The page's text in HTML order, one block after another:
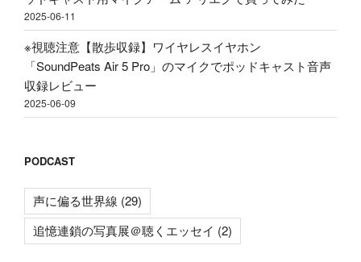
2025-06-11
※視聴注意【散歩収録】ワイヤレスイヤホン
「SoundPeats Air 5 Pro」のマイクでポッドキャスト音声
収録レビュー
2025-06-09
PODCAST
声に偏る世界線 (29)
追憶連鎖の写真展＠聴くエッセイ (2)